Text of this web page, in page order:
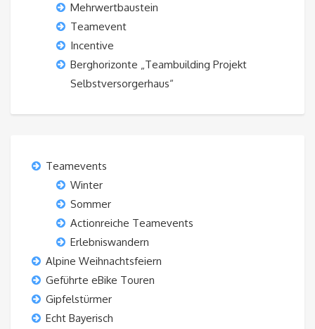
Mehrwertbaustein
Teamevent
Incentive
Berghorizonte „Teambuilding Projekt
Selbstversorgerhaus“
Teamevents
Winter
Sommer
Actionreiche Teamevents
Erlebniswandern
Alpine Weihnachtsfeiern
Geführte eBike Touren
Gipfelstürmer
Echt Bayerisch